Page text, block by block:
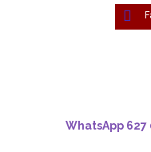
Telf. 91
WhatsApp 627